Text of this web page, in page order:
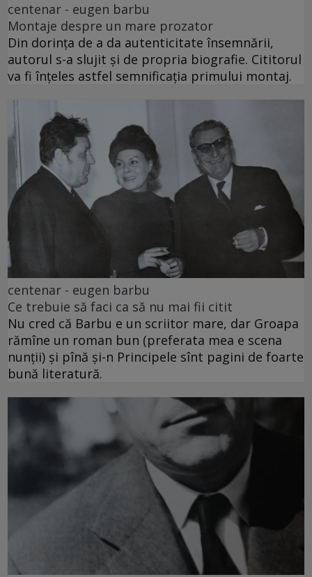
centenar - eugen barbu
Montaje despre un mare prozator
Din dorința de a da autenticitate însemnării,
autorul s-a slujit și de propria biografie. Cititorul
va fi înțeles astfel semnificația primului montaj.
centenar - eugen barbu
Ce trebuie să faci ca să nu mai fii citit
Nu cred că Barbu e un scriitor mare, dar Groapa
rămîne un roman bun (preferata mea e scena
nunții) și pînă și-n Principele sînt pagini de foarte
bună literatură.